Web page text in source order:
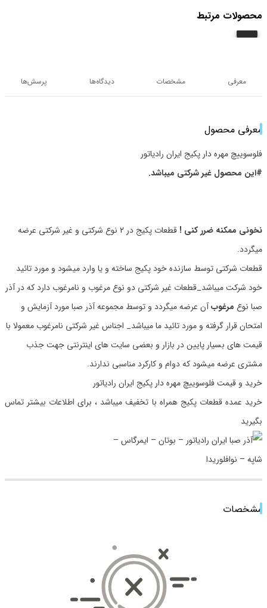
محصولات مرتبط
معرفی مشخصات دیدگاه‌ها پرسش‌ها
معرفی محصول
فلوسوییچ مهره دار پکیج ایران رادیاتور
#این محصول غیر شرکتی میباشد.
نخونی ممکنه ضرر کنی !
قطعات پکیج در 2 نوع شرکتی و غیر شرکتی عرضه
میگردد.
قطعات شرکتی توسط سازنده خود پکیج ساخته و یا وارد میشود و مورد تائید
خود شرکت میباشد_قطعات غیر شرکتی دو نوع مرغوب و نامرغوب دارد که در آذر
صبا نوع مرغوبآن عرضه میگردد و توسط مجموعه آذر صبا مورد آزمایش و
امتحان قرار گرفته و مورد تائید ما میباشد_ اجناس غیر شرکتی نامرغوب معمولا با
قیمت های بسیار پایین در بازار و بعضی سایت های اینترنتی جهت جذب
مشتری عرضه میشود که دوام و کارکرد مناسبی ندارند.
خرید و قیمت فلوسوییچ مهره دار پکیج ایران رادیاتور
خرید عمده قطعات پکیج همراه با تخفیف میباشد ، برای اطلاعات بیشتر تماس
بگیرید
مشخصات